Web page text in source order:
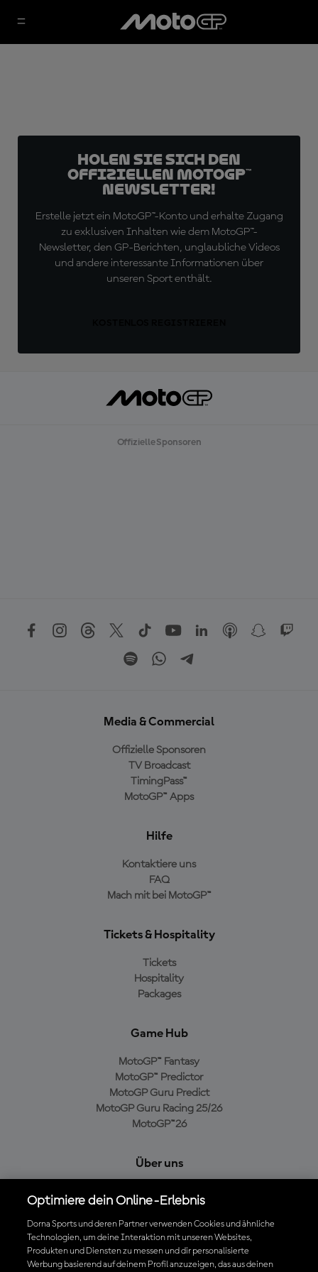
Holen Sie sich den
offiziellen MotoGP™
Newsletter!
Erstelle jetzt ein MotoGP™-Konto und erhalte Zugang
zu exklusiven Inhalten wie dem MotoGP™-
Newsletter, den GP-Berichten, unglaubliche Videos
und andere interessante Informationen über
unseren Sport enthält.
Offizielle Sponsoren
Media & Commercial
Offizielle Sponsoren
TV Broadcast
TimingPass™
MotoGP™ Apps
Hilfe
Kontaktiere uns
FAQ
Mach mit bei MotoGP™
Tickets & Hospitality
Tickets
Hospitality
Packages
Game Hub
MotoGP™ Fantasy
MotoGP™ Predictor
MotoGP Guru Predict
MotoGP Guru Racing 25/26
MotoGP™26
Über uns
Cookie-Richtlinien
Geschäftsbedingungen
Datenschutzrichtlinien
Kaufrichtlinie
Optimiere dein Online-Erlebnis
Dorna Sports und deren Partner verwenden Cookies und ähnliche
Technologien, um deine Interaktion mit unseren Websites,
Produkten und Diensten zu messen und dir personalisierte
Werbung basierend auf deinem Profil anzuzeigen, das aus deinen